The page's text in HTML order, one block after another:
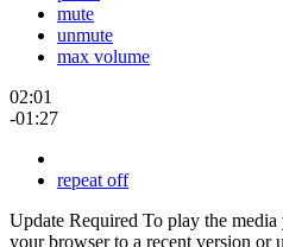
mute
unmute
max volume
02:01
-01:27
repeat off
Update Required To play the
your browser to a recent version or